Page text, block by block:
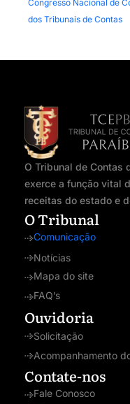
Congresso Nacional de
dos Tribunais de Contas
O Tribunal de Contas
exerce a função vital
receitas do estado e
O Tribunal
Comunicação
Notícias
Mapa do site
FAQ’s
Ouvidoria
Solicitação
Acompanhamento
Contate-nos
Fale Conosco